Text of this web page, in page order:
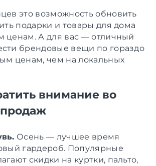
это возможность обновить
подарки и товары для дома
ценам. А для вас — отличный
брендовые вещи по гораздо
ценам, чем на локальных
внимание во
Осень — лучшее время
гардероб. Популярные
скидки на куртки, пальто,